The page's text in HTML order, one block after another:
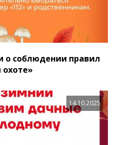
о соблюдении правил
охоте»
14.10.2025